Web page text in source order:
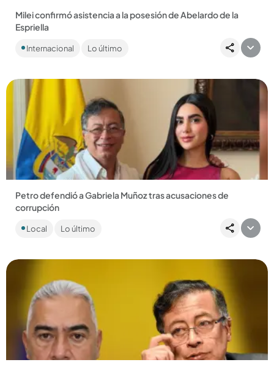
Milei confirmó asistencia a la posesión de Abelardo de la
Espriella
También asistirán los presidentes de Paraguay, de Chile y de
Ecuador, además del rey Felipe VI de España....
Internacional Lo último
Compartir Noticia
Petro defendió a Gabriela Muñoz tras acusaciones de
corrupción
La creadora de contenido fue señalada por Angie Rodríguez
de ejercer influencia en la Aerocivil. Su caso fue comparado
Local Lo último
Compartir Noticia